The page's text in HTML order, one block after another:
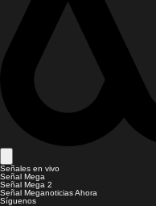
Señales en vivo
Señal Mega
Señal Mega 2
Señal Meganoticias Ahora
Síguenos